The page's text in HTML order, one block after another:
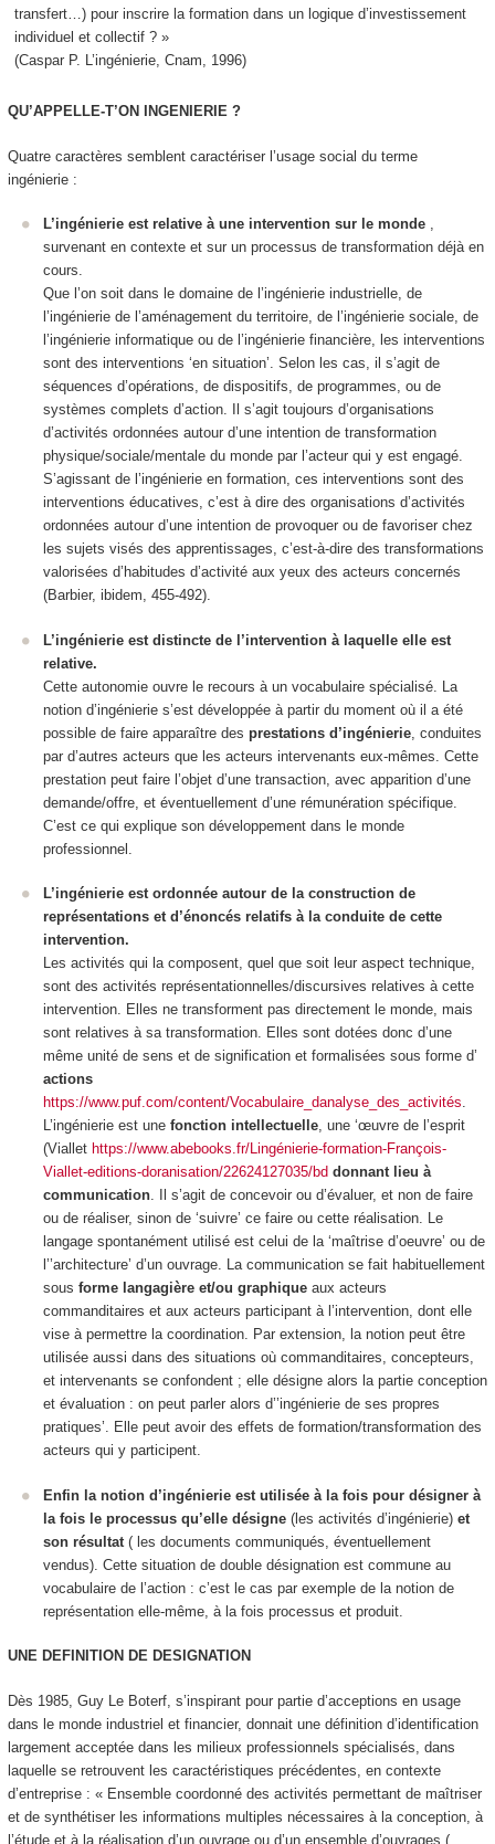
transfert…) pour inscrire la formation dans un logique d’investissement
individuel et collectif ? »
(Caspar P. L’ingénierie, Cnam, 1996)
QU’APPELLE-T’ON INGENIERIE ?
Quatre caractères semblent caractériser l’usage social du terme
ingénierie:
L’ingénierie est relative à une intervention sur le monde ,
survenant en contexte et sur un processus de transformation déjà en
cours.
Que l’on soit dans le domaine de l’ingénierie industrielle, de
l’ingénierie de l’aménagement du territoire, de l’ingénierie sociale, de
l’ingénierie informatique ou de l’ingénierie financière, les interventions
sont des interventions ‘en situation’. Selon les cas, il s’agit de
séquences d’opérations, de dispositifs, de programmes, ou de
systèmes complets d’action. Il s’agit toujours d’organisations
d’activités ordonnées autour d’une intention de transformation
physique/sociale/mentale du monde par l’acteur qui y est engagé.
S’agissant de l’ingénierie en formation, ces interventions sont des
interventions éducatives, c’est à dire des organisations d’activités
ordonnées autour d’une intention de provoquer ou de favoriser chez
les sujets visés des apprentissages, c’est-à-dire des transformations
valorisées d’habitudes d’activité aux yeux des acteurs concernés
(Barbier, ibidem, 455-492).
L’ingénierie est distincte de l’intervention à laquelle elle est
relative.
Cette autonomie ouvre le recours à un vocabulaire spécialisé. La
notion d’ingénierie s’est développée à partir du moment où il a été
possible de faire apparaître des prestations d’ingénierie , conduites
par d’autres acteurs que les acteurs intervenants eux-mêmes. Cette
prestation peut faire l’objet d’une transaction, avec apparition d’une
demande/offre, et éventuellement d’une rémunération spécifique.
C’est ce qui explique son développement dans le monde
professionnel.
L’ingénierie est ordonnée autour de la construction de
représentations et d’énoncés relatifs à la conduite de cette
intervention.
Les activités qui la composent, quel que soit leur aspect technique,
sont des activités représentationnelles/discursives relatives à cette
intervention. Elles ne transforment pas directement le monde, mais
sont relatives à sa transformation. Elles sont dotées donc d’une
même unité de sens et de signification et formalisées sous forme d’
actions
https://www.puf.com/content/Vocabulaire_danalyse_des_activités.
L’ingénierie est une fonction intellectuelle, une ‘œuvre de l’esprit
(Viallet https://www.abebooks.fr/Lingénierie-formation-François-
Viallet-editions-doranisation/22624127035/bd donnant lieu à
communication. Il s’agit de concevoir ou d’évaluer, et non de faire
ou de réaliser, sinon de ‘suivre’ ce faire ou cette réalisation. Le
langage spontanément utilisé est celui de la ‘maîtrise d’oeuvre’ ou de
l’’architecture’ d’un ouvrage. La communication se fait habituellement
sous forme langagière et/ou graphique aux acteurs
commanditaires et aux acteurs participant à l’intervention, dont elle
vise à permettre la coordination. Par extension, la notion peut être
utilisée aussi dans des situations où commanditaires, concepteurs,
et intervenants se confondent ; elle désigne alors la partie conception
et évaluation : on peut parler alors d’’ingénierie de ses propres
pratiques’. Elle peut avoir des effets de formation/transformation des
acteurs qui y participent.
Enfin la notion d’ingénierie est utilisée à la fois pour désigner à
la fois le processus qu’elle désigne (les activités d’ingénierie) et
son résultat ( les documents communiqués, éventuellement
vendus). Cette situation de double désignation est commune au
vocabulaire de l’action : c’est le cas par exemple de la notion de
représentation elle-même, à la fois processus et produit.
UNE DEFINITION DE DESIGNATION
Dès 1985, Guy Le Boterf, s’inspirant pour partie d’acceptions en usage
dans le monde industriel et financier, donnait une définition d’identification
largement acceptée dans les milieux professionnels spécialisés, dans
laquelle se retrouvent les caractéristiques précédentes, en contexte
d’entreprise : « Ensemble coordonné des activités permettant de maîtriser
et de synthétiser les informations multiples nécessaires à la conception, à
l’étude et à la réalisation d’un ouvrage ou d’un ensemble d’ouvrages (